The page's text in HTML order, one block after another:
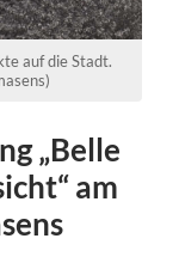
auf die Stadt.
„Belle
am